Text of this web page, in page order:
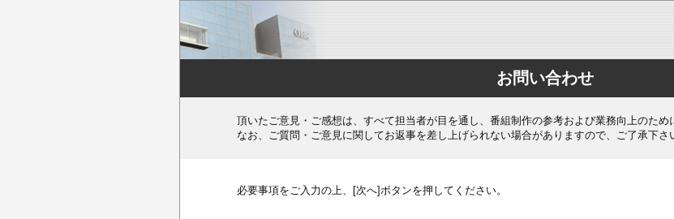
お問い合わせ
頂いたご意見・ご感想は、すべて担当者が目を通し、番組制作の参考および業務向上のため
なお、ご質問・ご意見に関してお返事を差し上げられない場合がありますので、ご了承下さ
必要事項をご入力の上、[次へ]ボタンを押してください。